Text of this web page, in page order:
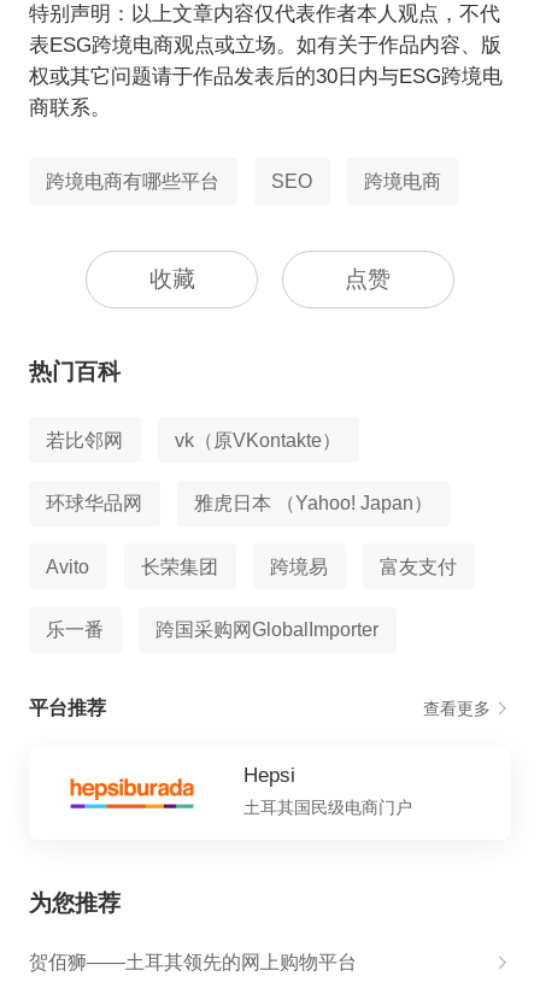
特别声明：以上文章内容仅代表作者本人观点，不代
表ESG跨境电商观点或立场。如有关于作品内容、版
权或其它问题请于作品发表后的30日内与ESG跨境电
商联系。
跨境电商有哪些平台 SEO 跨境电商
收藏 点赞
热门百科
若比邻网 vk（原VKontakte）
环球华品网 雅虎日本 （Yahoo! Japan）
Avito 长荣集团 跨境易 富友支付
乐一番 跨国采购网GlobalImporter
平台推荐 查看更多
Hepsi
土耳其国民级电商门户
为您推荐
贺佰狮——土耳其领先的网上购物平台